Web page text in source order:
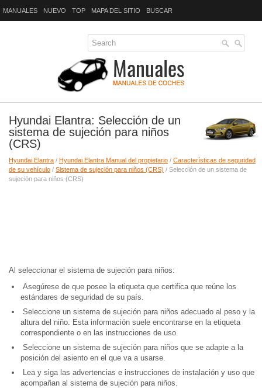
MANUALES NUEVO TOP MAPA DEL SITIO BUSCAR
Hyundai Elantra: Selección de un
sistema de sujeción para niños
(CRS)
Hyundai Elantra / Hyundai Elantra Manual del propietario / Características de seguridad
de su vehículo / Sistema de sujeción para niños (CRS) / Selección de un sistema de
sujeción para niños (CRS)
Al seleccionar el sistema de sujeción para niños:
Asegúrese de que posee la etiqueta que certifica que reúne los
estándares de seguridad de su país.
Seleccione un sistema de sujeción para niños adecuado al peso y la
altura del niño. Esta información suele encontrarse en la etiqueta
correspondiente o en las instrucciones de uso.
Seleccione un sistema de sujeción para niños que se adapte a la
posición del asiento en el que va a usarse.
Lea y siga las advertencias e instrucciones de instalación y uso que
acompañan al sistema de sujeción para niños.